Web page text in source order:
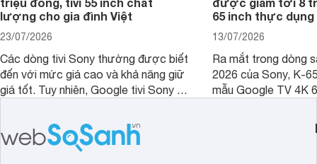
lượng cho gia đình Việt
23/07/2026
Các dòng tivi Sony thường được biết
đến với mức giá cao và khả năng giữ
giá tốt. Tuy nhiên, Google tivi Sony 55
tiếp cận hơn dù mới ra mắt trong năm
65 inch thực
13/07/2026
Ra mắt trong dòng
2026 của Sony, K-
mẫu Google TV 4K
nghệ hỗ trợ nâng